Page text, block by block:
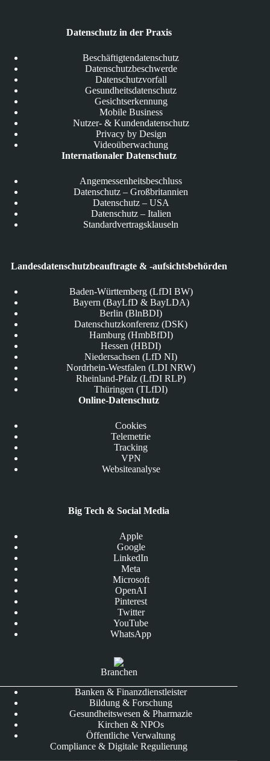
Datenschutz in der Praxis
Beschäftigtendatenschutz
Datenschutzbeschwerde
Datenschutzvorfall
Gesundheitsdatenschutz
Gesichtserkennung
Mobile Business
Nutzer- & Kundendatenschutz
Privacy by Design
Videoüberwachung
Internationaler Datenschutz
Angemessenheitsbeschluss
Datenschutz – Großbritannien
Datenschutz – USA
Datenschutz – Italien
Standardvertragsklauseln
Landesdatenschutzbeauftragte & -aufsichtsbehörden
Baden-Württemberg (LfDI BW)
Bayern (BayLfD & BayLDA)
Berlin (BlnBDI)
Datenschutzkonferenz (DSK)
Hamburg (HmbBfDI)
Hessen (HBDI)
Niedersachsen (LfD NI)
Nordrhein-Westfalen (LDI NRW)
Rheinland-Pfalz (LfDI RLP)
Thüringen (TLfDI)
Online-Datenschutz
Cookies
Telemetrie
Tracking
VPN
Websiteanalyse
Big Tech & Social Media
Apple
Google
LinkedIn
Meta
Microsoft
OpenAI
Pinterest
Twitter
YouTube
WhatsApp
Branchen
Banken & Finanzdienstleister
Bildung & Forschung
Gesundheitswesen & Pharmazie
Kirchen & NPOs
Öffentliche Verwaltung
Compliance & Digitale Regulierung